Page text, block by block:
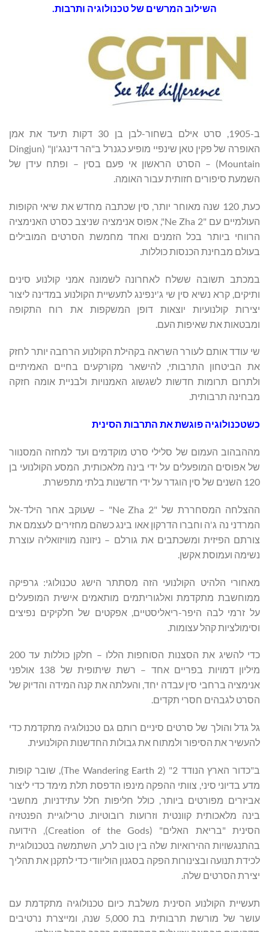
השילוב המרשים של טכנולוגיה ותרבות.
ב-1905, סרט אילם בשחור-לבן בן 30 דקות תיעד את אמן
האופרה של פקין טאן שינפיי מופיע כגנרל ב"הר דינגג'ון" (Dingjun
Mountain) – הסרט הראשון אי פעם בסין – ופתח עידן של
השמעת סיפורים חזותית עבור האומה.
כעת, 120 שנה מאוחר יותר, סין שכתבה מחדש את שיאי הקופות
העולמיים עם "Ne Zha 2", אפוס אנימציה שניצב כסרט האנימציה
הרווחי ביותר בכל הזמנים ואחד מחמשת הסרטים המובילים
בעולם מבחינת הכנסות כוללות.
במכתב תשובה ששלח לאחרונה לשמונה אמני קולנוע סינים
ותיקים, קרא נשיא סין שי ג'ינפינג לתעשיית הקולנוע במדינה ליצור
יצירות קולנועיות יוצאות דופן המשקפות את רוח התקופה
ומבטאות את שאיפות העם.
שי עודד אותם לעורר השראה בקהילת הקולנוע הרחבה יותר לחזק
את הביטחון התרבותי, להישאר מקורקעים בחיים האמיתיים
ולתרום תרומות חדשות לשגשוג האמנויות ולבניית אומה חזקה
מבחינה תרבותית.
כשטכנולוגיה פוגשת את התרבות הסינית
מההבהוב העמום של סלילי סרט מוקדמים ועד למחזה המסנוור
של אפוסים המופעלים על ידי בינה מלאכותית, המסע הקולנועי בן
120 השנים של סין הוגדר על ידי חדשנות בלתי מתפשרת.
ההצלחה המסחררת של "Ne Zha 2" – שעוקב אחר הילד-אל
המרדני נה ג'ה וחברו הדרקון אאו בינג כשהם מחזירים לעצמם את
צורתם הפיזית ומשכתבים את גורלם – ניזונה מוויזואליה עוצרת
נשימה ועמוסת אקשן.
מאחורי הלהיט הקולנועי הזה מסתתר הישג טכנולוגי: גרפיקה
ממוחשבת מתקדמת ואלגוריתמים מותאמים אישית המופעלים
על זרמי לבה היפר-ריאליסטיים, אפקטים של חלקיקים נפיצים
וסימולציות קהל עצומות.
כדי להשיג את הסצנות הסוחפות הללו – חלקן כוללות עד 200
מיליון דמויות בפריים אחד – רשת שיתופית של 138 אולפני
אנימציה ברחבי סין עבדה יחד, והעלתה את קנה המידה והדיוק של
הסרט לגבהים חסרי תקדים.
גל גדל והולך של סרטים סיניים רותם גם טכנולוגיה מתקדמת כדי
להעשיר את הסיפור ולמתוח את גבולות החדשנות הקולנועית.
ב"כדור הארץ הנודד 2" (The Wandering Earth 2), שובר קופות
מדע בדיוני סיני, צוותי ההפקה מינפו הדפסת תלת מימד כדי ליצור
אביזרים מפורטים ביותר, כולל חליפות חלל עתידניות, מחשבי
בינה מלאכותית קוונטית וזרועות רובוטיות. טרילוגיית הפנטזיה
הסינית "בריאת האלים" (Creation of the Gods), הידועה
בהתנגשויות ההירואיות שלה בין טוב לרע, השתמשה בטכנולוגיית
לכידת תנועה ובצינורות הפקה בסגנון הוליוודי כדי לתקנן את תהליך
יצירת הסרטים שלה.
תעשיית הקולנוע הסינית משלבת כיום טכנולוגיה מתקדמת עם
עושר של מורשת תרבותית בת 5,000 שנה, ומייצרת נרטיבים